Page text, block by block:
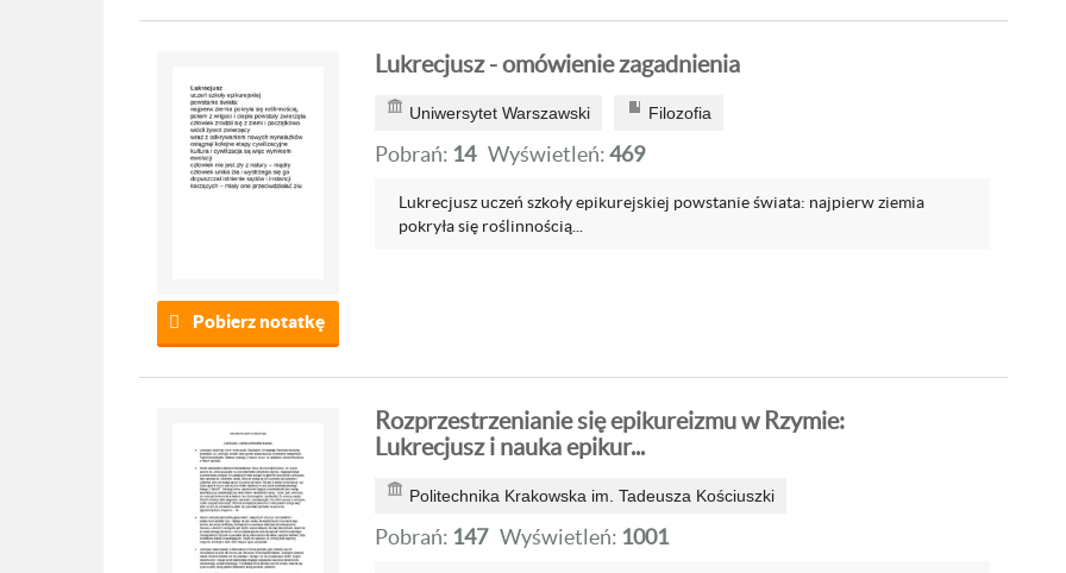
Pobierz notatkę
Lukrecjusz - omówienie zagadnienia
Uniwersytet Warszawski Filozofia
Pobrań: 14 Wyświetleń:469
Lukrecjusz uczeń szkoły epikurejskiej powstanie świata: najpierw ziemia
pokryła się roślinnością...
Rozprzestrzenianie się epikureizmu w Rzymie:
Lukrecjusz i nauka epikur...
Politechnika Krakowska im. Tadeusza Kościuszki
Pobrań: 147 Wyświetleń: 1001